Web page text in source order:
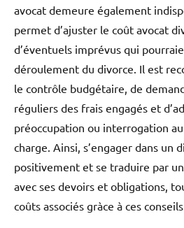
avocat demeure également
permet d’ajuster le coût avocat
d’éventuels imprévus qui
déroulement du divorce. Il est
le contrôle budgétaire, de
réguliers des frais engagés et
préoccupation ou interrogation
charge. Ainsi, s’engager dans un
positivement et se traduire par
avec ses devoirs et obligations,
coûts associés gràce à ces